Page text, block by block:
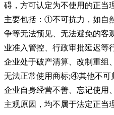
碍，方可认定为不使用的正当
主要包括：①不可抗力，如自
争等无法预见、无法避免的
业准入管控、行政审批延迟
企业处于破产清算、改制重组
无法正常使用商标;④其他不可
企业自身经营不善、忘记使用
主观原因，均不属于法定正当